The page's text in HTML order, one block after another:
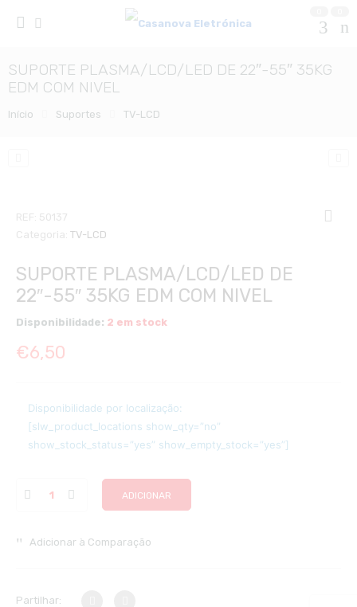
SUPORTE PLASMA/LCD/LED DE 22″-55″ 35KG
EDM COM NIVEL
Início Suportes TV-LCD
REF: 50137
Categoria: TV-LCD
SUPORTE PLASMA/LCD/LED DE
22″-55″ 35KG EDM COM NIVEL
Disponibilidade: 2 em stock
€6,50
Disponibilidade por localização:
[slw_product_locations show_qty=”no”
show_stock_status=”yes” show_empty_stock=”yes”]
ADICIONAR
Adicionar à Comparação
Partilhar: